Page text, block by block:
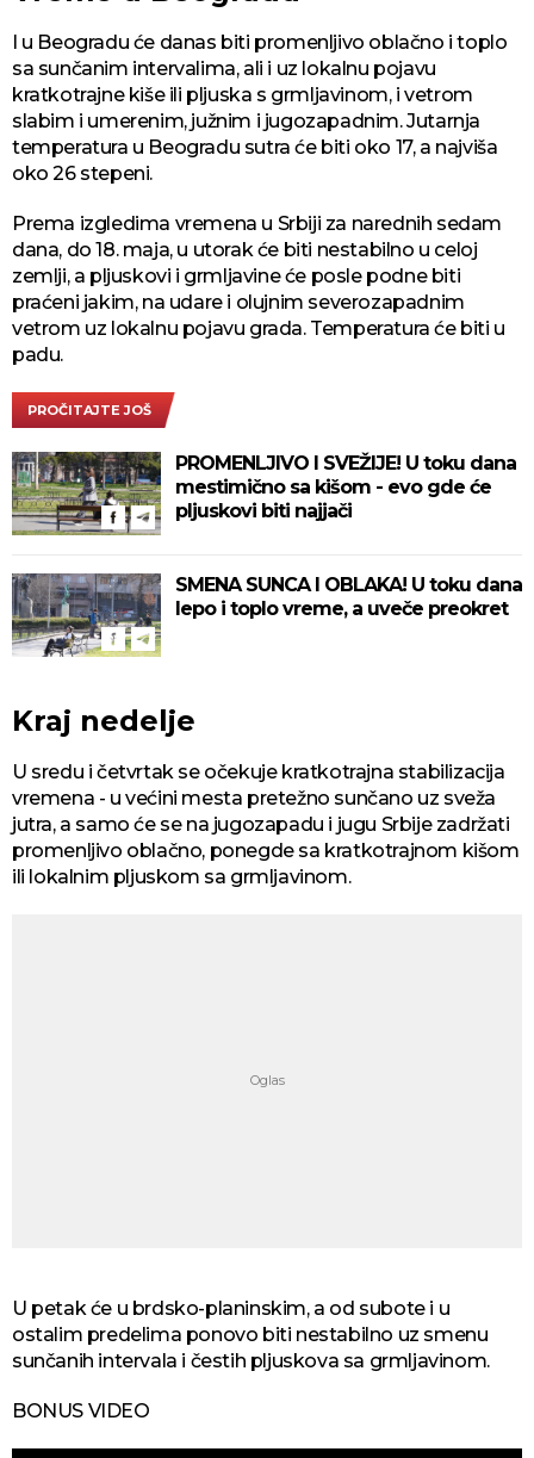
I u Beogradu će danas biti promenljivo oblačno i toplo
sa sunčanim intervalima, ali i uz lokalnu pojavu
kratkotrajne kiše ili pljuska s grmljavinom, i vetrom
slabim i umerenim, južnim i jugozapadnim. Jutarnja
temperatura u Beogradu sutra će biti oko 17, a najviša
oko 26 stepeni.
Prema izgledima vremena u Srbiji za narednih sedam
dana, do 18. maja, u utorak će biti nestabilno u celoj
zemlji, a pljuskovi i grmljavine će posle podne biti
praćeni jakim, na udare i olujnim severozapadnim
vetrom uz lokalnu pojavu grada. Temperatura će biti u
padu.
PROČITAJTE JOŠ
PROMENLJIVO I SVEŽIJE! U toku dana
mestimično sa kišom - evo gde će
pljuskovi biti najjači
SMENA SUNCA I OBLAKA! U toku dana
lepo i toplo vreme, a uveče preokret
Kraj nedelje
U sredu i četvrtak se očekuje kratkotrajna stabilizacija
vremena - u većini mesta pretežno sunčano uz sveža
jutra, a samo će se na jugozapadu i jugu Srbije zadržati
promenljivo oblačno, ponegde sa kratkotrajnom kišom
ili lokalnim pljuskom sa grmljavinom.
U petak će u brdsko-planinskim, a od subote i u
ostalim predelima ponovo biti nestabilno uz smenu
sunčanih intervala i čestih pljuskova sa grmljavinom.
BONUS VIDEO